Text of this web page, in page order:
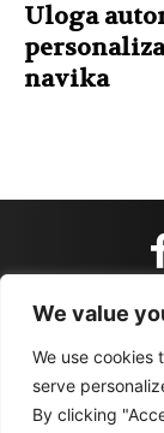
We value
We use cookies
serve
By clicking
Uloga
navika